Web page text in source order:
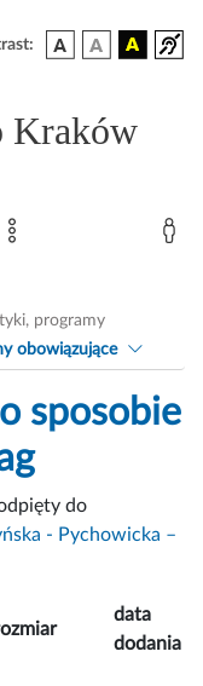
Kraków
programy
obowiązujące
sposobie
do
- Pychowicka –
data
dodania